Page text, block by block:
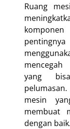
Ruang
yang
mesin
membuat
dengan baik.